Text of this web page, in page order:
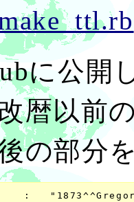
に公開
暦以前
の部分
: